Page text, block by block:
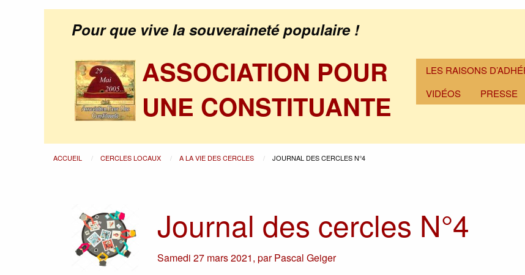
Pour que vive la souveraineté populaire !
ASSOCIATION POUR
UNE CONSTITUANTE
LES RAISONS
VIDÉOS
PRESSE
ACCUEIL CERCLES LOCAUX A LA VIE DES CERCLES JOURNAL DES CERCLES N°4
Journal des cercles N°4
Samedi 27 mars 2021,parPascal Geiger